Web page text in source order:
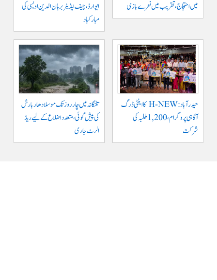
میں احتجاج، تقریب میں نعرے بازی
ایوارڈ، چیف ایڈیٹر برہان الدین اویسی کی
مبارکباد
حیدرآباد: H-NEW کا اینٹی ڈرگ
آگاہی پروگرام، 1,200 طلبہ کی
شرکت
تلنگانہ میں چار روز تک موسلادھار بارش
کی پیش گوئی، متعدد اضلاع کے لیے ریڈ
الرٹ جاری